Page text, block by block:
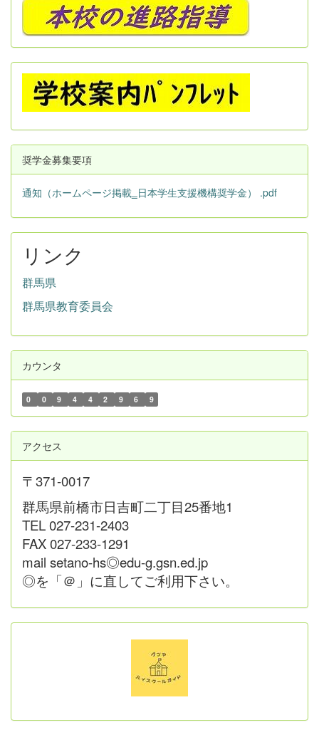
奨学金募集要項
通知（ホームページ掲載‗日本学生支援機構奨学金） .pdf
リンク
群馬県
群馬県教育委員会
カウンタ
0 0 9 4 4 2 9 6 9
アクセス
〒371-0017
群馬県前橋市日吉町二丁目25番地1
TEL 027-231-2403
FAX 027-233-1291
mail setano-hs◎edu-g.gsn.ed.jp
◎を「＠」に直してご利用下さい。